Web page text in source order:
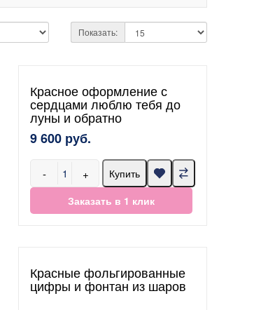
Показать:
Красное оформление с
сердцами люблю тебя до
луны и обратно
9 600 руб.
- +
Купить
Заказать в 1 клик
Красные фольгированные
цифры и фонтан из шаров